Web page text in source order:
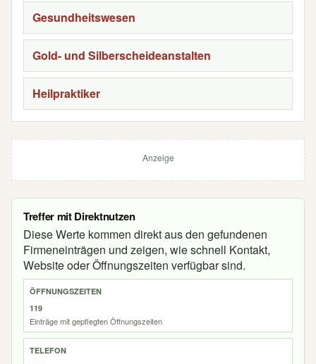
Gesundheitswesen
Gold- und Silberscheideanstalten
Heilpraktiker
Anzeige
Treffer mit Direktnutzen
Diese Werte kommen direkt aus den gefundenen
Firmeneinträgen und zeigen, wie schnell Kontakt,
Website oder Öffnungszeiten verfügbar sind.
ÖFFNUNGSZEITEN
119
Einträge mit gepflegten Öffnungszeiten
TELEFON